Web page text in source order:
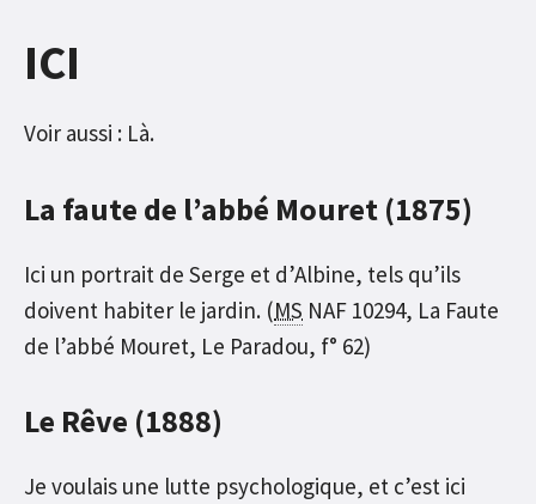
ICI
Voir aussi : Là.
La faute de l’abbé Mouret (1875)
Ici un portrait de Serge et d’Albine, tels qu’ils
doivent habiter le jardin. (MS NAF 10294, La Faute
de l’abbé Mouret, Le Paradou, f° 62)
Le Rêve (1888)
Je voulais une lutte psychologique, et c’est ici